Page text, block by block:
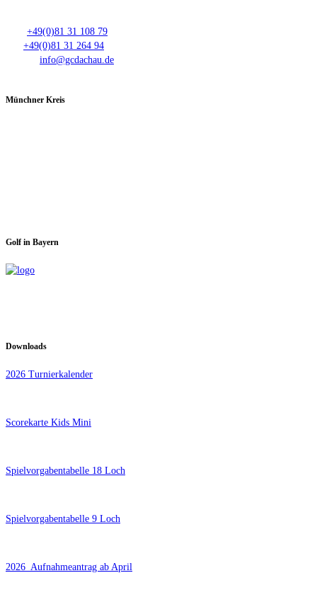
+49(0)81 31 108 79
+49(0)81 31 264 94
info@gcdachau.de
Münchner Kreis
Golf in Bayern
Downloads
2026 Turnierkalender
Scorekarte Kids Mini
Spielvorgabentabelle 18 Loch
Spielvorgabentabelle 9 Loch
2026_Aufnahmeantrag ab April